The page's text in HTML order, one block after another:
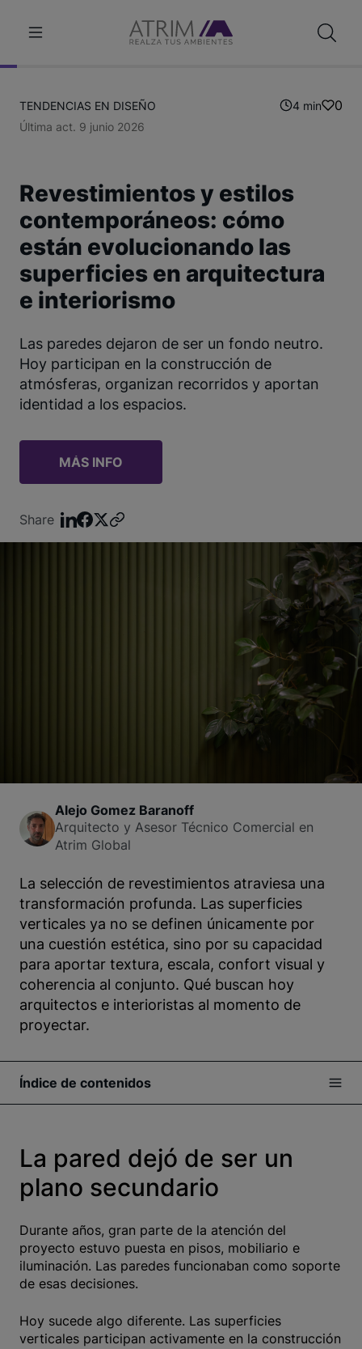
TENDENCIAS EN DISEÑO
Última act. 9 junio 2026
4 min 0
Revestimientos y estilos
contemporáneos: cómo
están evolucionando las
superficies en arquitectura
e interiorismo
Las paredes dejaron de ser un fondo neutro.
Hoy participan en la construcción de
atmósferas, organizan recorridos y aportan
identidad a los espacios.
MÁS INFO
Alejo Gomez Baranoff
Arquitecto y Asesor Técnico Comercial en
Atrim Global
Share
La selección de revestimientos atraviesa una
transformación profunda. Las superficies
verticales ya no se definen únicamente por
una cuestión estética, sino por su capacidad
para aportar textura, escala, confort visual y
coherencia al conjunto. Qué buscan hoy
arquitectos e interioristas al momento de
proyectar.
Índice de contenidos
La pared dejó de ser un
plano secundario
Durante años, gran parte de la atención del
proyecto estuvo puesta en pisos, mobiliario e
iluminación. Las paredes funcionaban como soporte
de esas decisiones.
Hoy sucede algo diferente. Las superficies
verticales participan activamente en la construcción